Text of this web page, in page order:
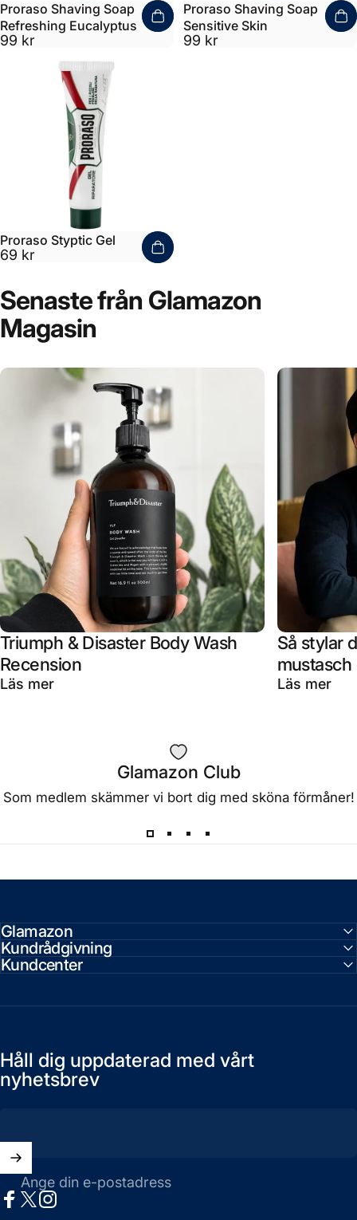
Proraso Shaving Soap
Refreshing Eucalyptus
99 kr
Proraso Shaving Soap
Sensitive Skin
99 kr
Proraso Styptic Gel
69 kr
Senastefrån Glamazon
Magasin
Triumph & Disaster Body Wash
Recension
Läs merom Triumph & Disaster Body Wash
Så stylar
Läs merom
Glamazon Club
Som medlem skämmer vi bort dig med sköna förmåner!
Glamazon
Kundrådgivning
Kundcenter
Håll dig uppdaterad med vårt
nyhetsbrev
Ange din e-postadress